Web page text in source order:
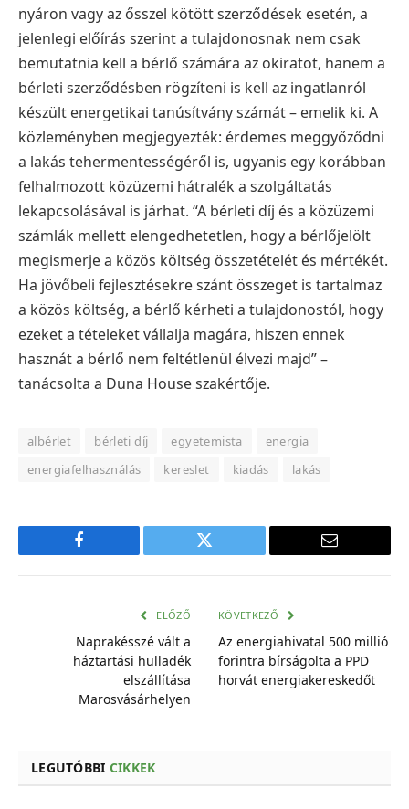
nyáron vagy az ősszel kötött szerződések esetén, a
jelenlegi előírás szerint a tulajdonosnak nem csak
bemutatnia kell a bérlő számára az okiratot, hanem a
bérleti szerződésben rögzíteni is kell az ingatlanról
készült energetikai tanúsítvány számát – emelik ki. A
közleményben megjegyezték: érdemes meggyőződni
a lakás tehermentességéről is, ugyanis egy korábban
felhalmozott közüzemi hátralék a szolgáltatás
lekapcsolásával is járhat. “A bérleti díj és a közüzemi
számlák mellett elengedhetetlen, hogy a bérlőjelölt
megismerje a közös költség összetételét és mértékét.
Ha jövőbeli fejlesztésekre szánt összeget is tartalmaz
a közös költség, a bérlő kérheti a tulajdonostól, hogy
ezeket a tételeket vállalja magára, hiszen ennek
hasznát a bérlő nem feltétlenül élvezi majd” –
tanácsolta a Duna House szakértője.
albérlet bérleti díj egyetemista
energia
energiafelhasználás
kereslet kiadás lakás
Facebook Twitter
E-
ELŐZŐ
Naprakésszé vált a
háztartási hulladék
elszállítása
Marosvásárhelyen
KÖVETKEZŐ
Az energiahivatal 500 millió
forintra bírságolta a PPD
horvát energiakereskedőt
LEGUTÓBBI CIKKEK